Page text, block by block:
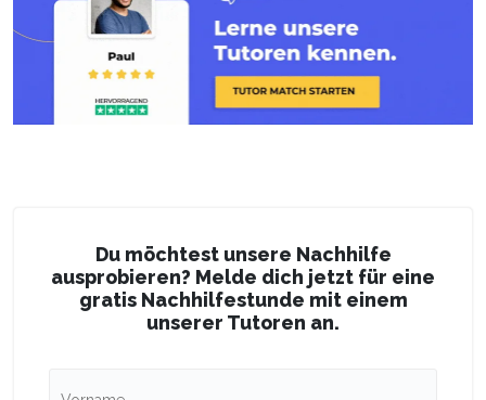
Du möchtest unsere Nachhilfe
ausprobieren? Melde dich jetzt für eine
gratis Nachhilfestunde mit einem
unserer Tutoren an.